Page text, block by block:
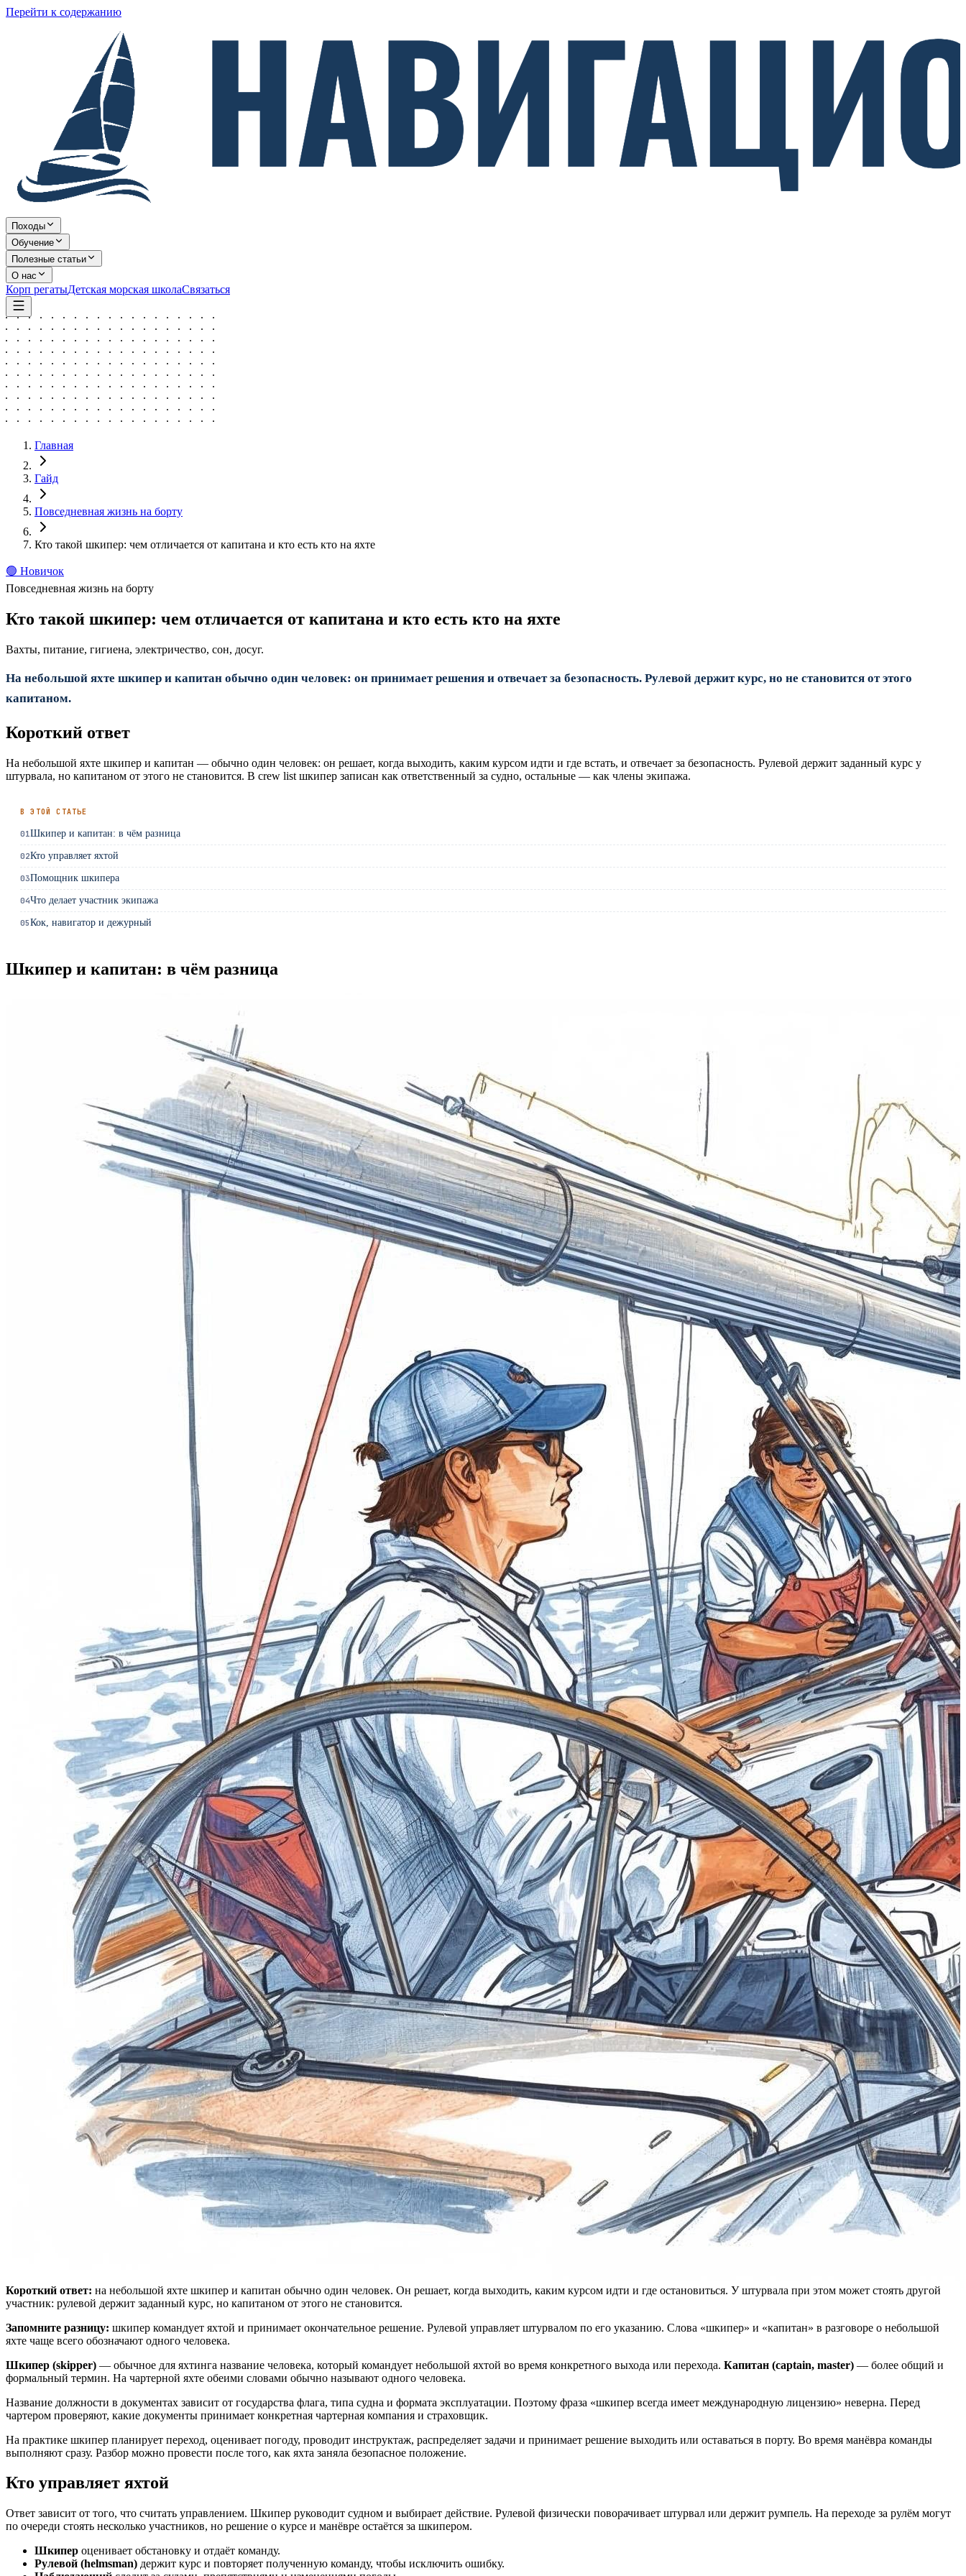
Перейти к содержанию
Походы
Обучение
Полезные статьи
О нас
Корп регатыДетская морская школаСвязаться
Главная
Гайд
Повседневная жизнь на борту
Кто такой шкипер: чем отличается от капитана и кто есть кто на яхте
🟢 Новичок
Повседневная жизнь на борту
Кто такой шкипер: чем отличается от капитана и кто есть кто на яхте
Вахты, питание, гигиена, электричество, сон, досуг.
На небольшой яхте шкипер и капитан обычно один человек: он принимает решения и отвечает за безопасность. Рулевой держит курс, но не становится от этого
капитаном.
Короткий ответ
На небольшой яхте шкипер и капитан — обычно один человек: он решает, когда выходить, каким курсом идти и где встать, и отвечает за безопасность. Рулевой держит заданный курс у
штурвала, но капитаном от этого не становится. В crew list шкипер записан как ответственный за судно, остальные — как члены экипажа.
В ЭТОЙ СТАТЬЕ
01Шкипер и капитан: в чём разница
02Кто управляет яхтой
03Помощник шкипера
04Что делает участник экипажа
05Кок, навигатор и дежурный
Шкипер и капитан: в чём разница
Короткий ответ: на небольшой яхте шкипер и капитан обычно один человек. Он решает, когда выходить, каким курсом идти и где остановиться. У штурвала при этом может стоять другой
участник: рулевой держит заданный курс, но капитаном от этого не становится.
Запомните разницу: шкипер командует яхтой и принимает окончательное решение. Рулевой управляет штурвалом по его указанию. Слова «шкипер» и «капитан» в разговоре о небольшой
яхте чаще всего обозначают одного человека.
Шкипер (skipper) — обычное для яхтинга название человека, который командует небольшой яхтой во время конкретного выхода или перехода. Капитан (captain, master) — более общий и
формальный термин. На чартерной яхте обеими словами обычно называют одного человека.
Название должности в документах зависит от государства флага, типа судна и формата эксплуатации. Поэтому фраза «шкипер всегда имеет международную лицензию» неверна. Перед
чартером проверяют, какие документы принимает конкретная чартерная компания и страховщик.
На практике шкипер планирует переход, оценивает погоду, проводит инструктаж, распределяет задачи и принимает решение выходить или оставаться в порту. Во время манёвра команды
выполняют сразу. Разбор можно провести после того, как яхта заняла безопасное положение.
Кто управляет яхтой
Ответ зависит от того, что считать управлением. Шкипер руководит судном и выбирает действие. Рулевой физически поворачивает штурвал или держит румпель. На переходе за рулём могут
по очереди стоять несколько участников, но решение о курсе и манёвре остаётся за шкипером.
Шкипер оценивает обстановку и отдаёт команду.
Рулевой (helmsman) держит курс и повторяет полученную команду, чтобы исключить ошибку.